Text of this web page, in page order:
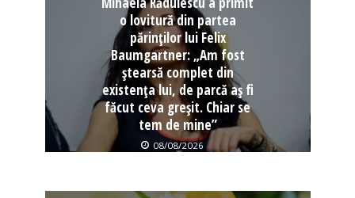
o lovitură din partea
părinților lui Felix
Baumgartner: „Am fost
ștearsă complet din
existența lui, de parcă aș fi
făcut ceva greșit. Chiar se
tem de mine”
08/08/2026